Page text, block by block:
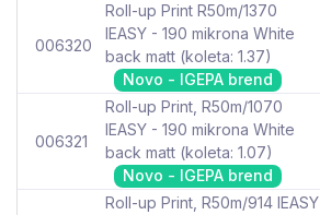
006320
Roll-up Print R50m/1370
IEASY - 190 mikrona White
back matt (koleta: 1.37)
Novo - IGEPA brend
006321
Roll-up Print, R50m/1070
IEASY - 190 mikrona White
back matt (koleta: 1.07)
Novo - IGEPA brend
Roll-up Print, R50m/914 IEASY